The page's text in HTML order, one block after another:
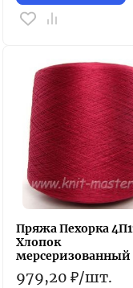
Пряжа Пехорка
Хлопок
мерсеризованный
979,20 ₽/шт.